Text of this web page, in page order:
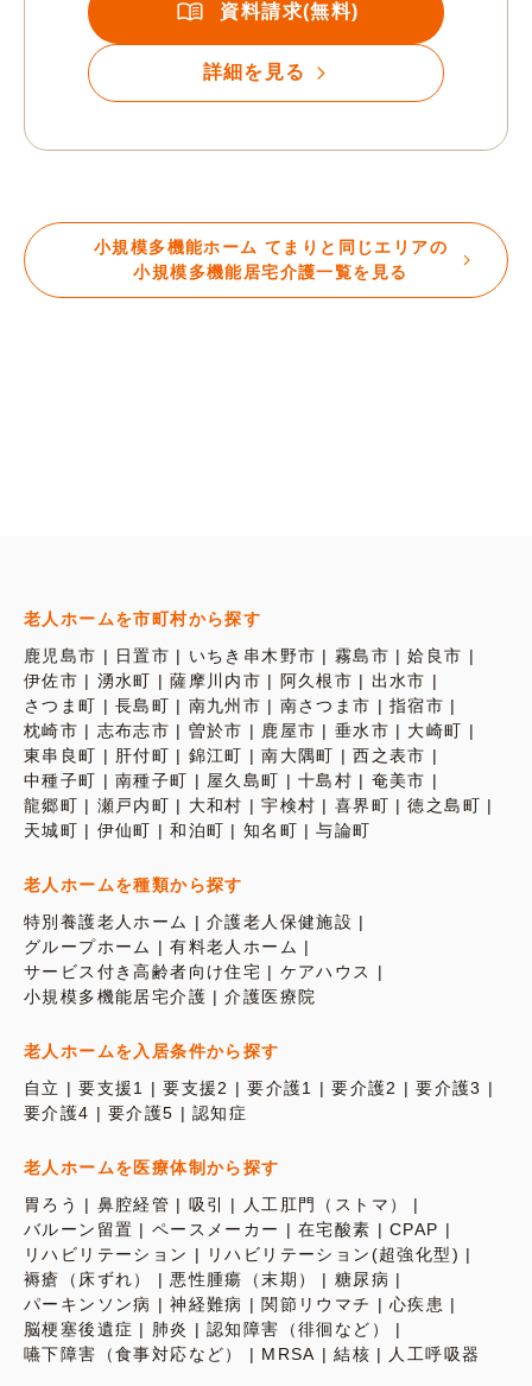
資料請求(無料)
詳細を見る
小規模多機能ホーム てまりと同じエリアの
小規模多機能居宅介護一覧を見る
老人ホームを市町村から探す
鹿児島市
日置市 いちき串木野市 霧島市
姶良市
伊佐市
湧水町 薩摩川内市 阿久根市
出水市
さつま町
長島町 南九州市 南さつま市
指宿市
枕崎市
志布志市 曽於市 鹿屋市 垂水市
大崎町
東串良町
肝付町 錦江町 南大隅町
西之表市
中種子町
南種子町 屋久島町 十島村
奄美市
龍郷町
瀬戸内町 大和村 宇検村 喜界町
徳之島町
天城町
伊仙町 和泊町 知名町 与論町
老人ホームを種類から探す
特別養護老人ホーム
介護老人保健施設
グループホーム
有料老人ホーム
サービス付き高齢者向け住宅
ケアハウス
小規模多機能居宅介護
介護医療院
老人ホームを入居条件から探す
自立
要支援1 要支援2 要介護1 要介護2
要介護3
要介護4
要介護5 認知症
老人ホームを医療体制から探す
胃ろう
鼻腔経管 吸引
人工肛門（ストマ）
バルーン留置
ペースメーカー 在宅酸素
CPAP
リハビリテーション
リハビリテーション(超強化型)
褥瘡（床ずれ）
悪性腫瘍（末期）
糖尿病
パーキンソン病
神経難病 関節リウマチ
心疾患
脳梗塞後遺症
肺炎
認知障害（徘徊など）
嚥下障害（食事対応など）
MRSA 結核 人工呼吸器